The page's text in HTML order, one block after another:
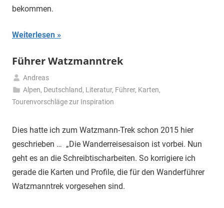
bekommen.
Weiterlesen
Führer Watzmanntrek
22.
Oktober
Andreas
Alpen, Deutschland, Literatur, Führer, Karten,
Tourenvorschläge zur Inspiration
Dies hatte ich zum Watzmann-Trek schon 2015 hier
geschrieben … „Die Wanderreisesaison ist vorbei. Nun
geht es an die Schreibtischarbeiten. So korrigiere ich
gerade die Karten und Profile, die für den Wanderführer
Watzmanntrek vorgesehen sind.